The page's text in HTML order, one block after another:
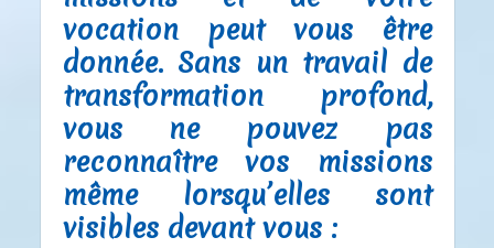
vocation peut vous être
donnée. Sans un travail de
transformation profond,
vous ne pouvez pas
reconnaître vos missions
même lorsqu’elles sont
visibles devant vous :